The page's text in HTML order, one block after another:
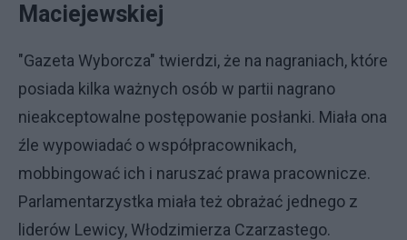
Maciejewskiej
"Gazeta Wyborcza" twierdzi, że na nagraniach, które
posiada kilka ważnych osób w partii nagrano
nieakceptowalne postępowanie posłanki. Miała ona
źle wypowiadać o współpracownikach,
mobbingować ich i naruszać prawa pracownicze.
Parlamentarzystka miała też obrażać jednego z
liderów Lewicy, Włodzimierza Czarzastego.